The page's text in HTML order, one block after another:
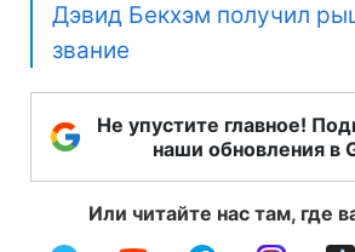
Дэвид Бекхэм получил
звание
Не упустите главное!
наши обновления в
Или читайте нас там, где